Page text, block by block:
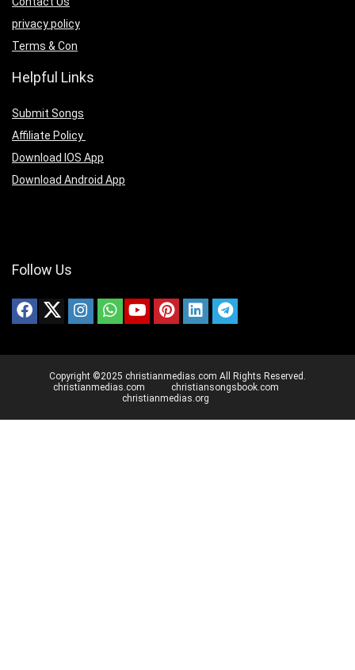
privacy policy
Terms & Con
Helpful Links
Submit Songs
Affiliate Policy
Download IOS App
Download Android App
Follow Us
Copyright ©2025 christianmedias.com All Rights Reserved.
christianmedias.com
christiansongsbook.com
christianmedias.org